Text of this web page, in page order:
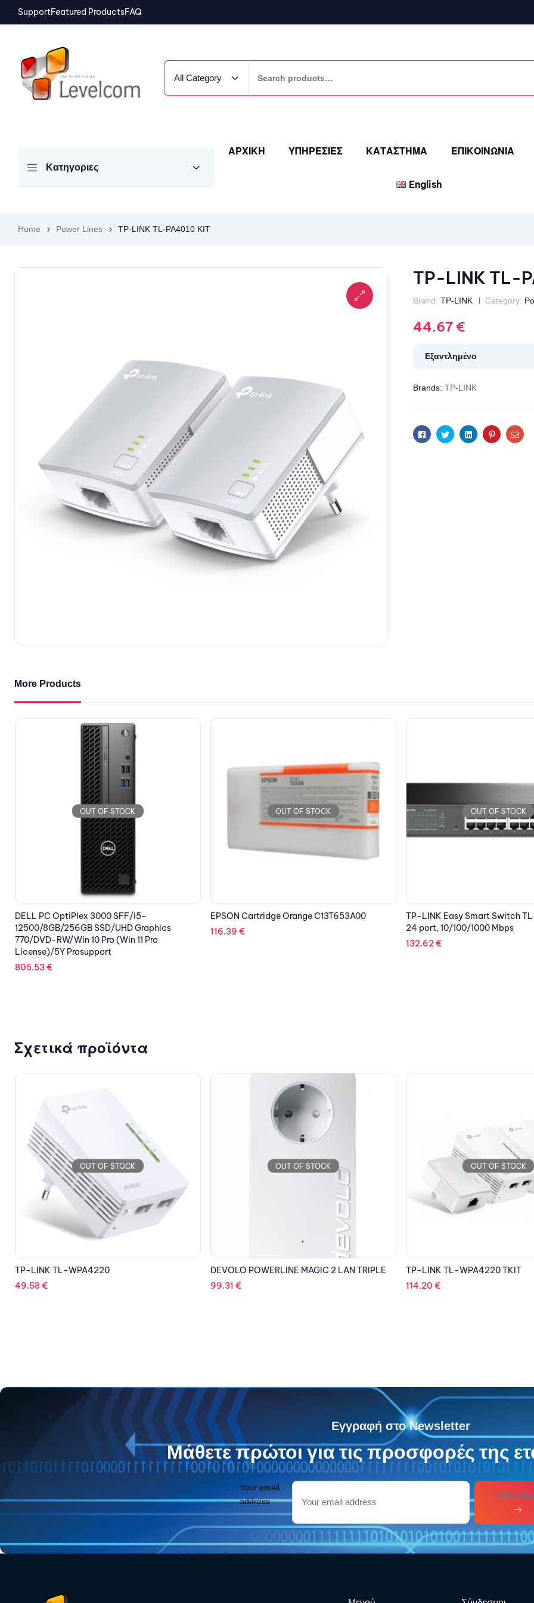
SupportFeatured ProductsFAQ
All Category
Κατηγοριες
ΑΡΧΙΚΗ ΥΠΗΡΕΣΙΕΣ ΚΑΤΑΣΤΗΜΑ ΕΠΙΚΟΙΝΩΝΙΑ
English
Home Power Lines TP-LINK TL-PA4010 KIT
TP-LINK TL-
Brand: TP-LINK Category:
44.67€
Εξαντλημένο
Brands: TP-LINK
FacebookTwitterLinkedinPinterestEmail
More Products
OUT OF STOCK
EPSON Cartridge Orange C13T653A00
116.39€
OUT OF STOCK
TP-LINK Easy Smart Switch TL-SG1024DE,
24 port, 10/100/1000 Mbps
OUT OF STOCK
EPSON Scanner Workforce
425.99€
Σχετικά προϊόντα
OUT OF STOCK
DEVOLO POWERLINE MAGIC 2 LAN TRIPLE
99.31€
OUT OF STOCK
TP-LINK TL-WPA4220 TKIT
114.20€
OUT OF STOCK
DEVOLO POWERLINE MAGIC 2
209.73€
Εγγραφή στο Newsletter
Μάθετε πρώτοι για τις προσφορές της
Your email
address